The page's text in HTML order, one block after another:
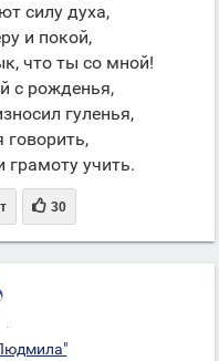
силу духа,
и покой,
что ты со мной!
с рожденья,
гуленья,
говорить,
грамоту учить.
 30